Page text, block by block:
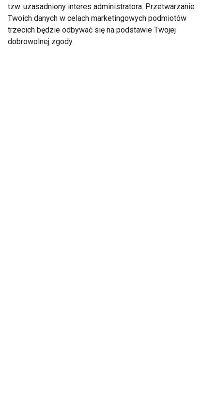
Przez żołądek do
serca? 3 proste
Poczuj lato na talerzu.
tzw. uzasadniony interes administratora. Przetwarzanie
Twoich danych w celach marketingowych podmiotów
trzecich będzie odbywać się na podstawie Twojej
dobrowolnej zgody.